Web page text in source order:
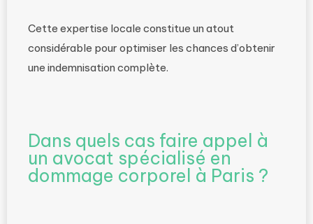
Cette expertise locale constitue un atout
considérable pour optimiser les chances d’obtenir
une indemnisation complète.
Dans quels cas faire appel à
un avocat spécialisé en
dommage corporel à Paris ?